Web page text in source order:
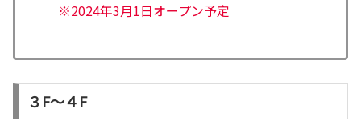
※2024年3月1日オープン予定
３F～４F